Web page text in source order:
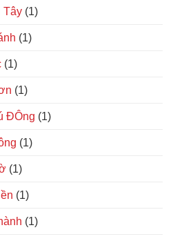
Tây (1)
(1)
(1)
(1)
ĐÔng (1)
(1)
(1)
(1)
(1)